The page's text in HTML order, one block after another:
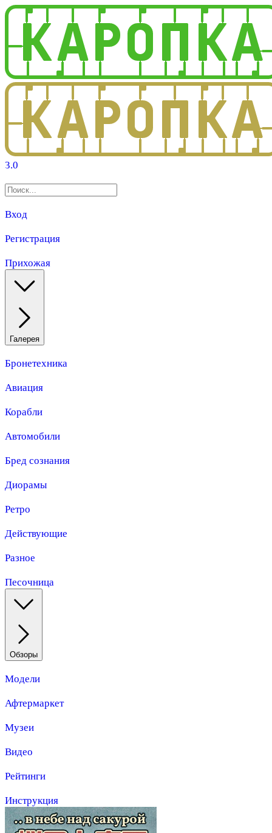
3.0
Вход
Регистрация
Прихожая
Галерея
Бронетехника
Авиация
Корабли
Автомобили
Бред сознания
Диорамы
Ретро
Действующие
Разное
Песочница
Обзоры
Модели
Афтермаркет
Музеи
Видео
Рейтинги
Инструкция